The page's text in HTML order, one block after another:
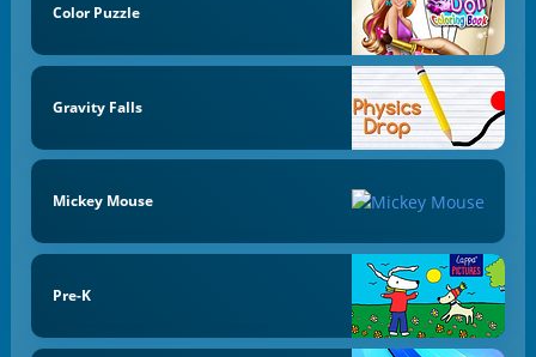
Color Puzzle
Gravity Falls
Mickey Mouse
Pre-K